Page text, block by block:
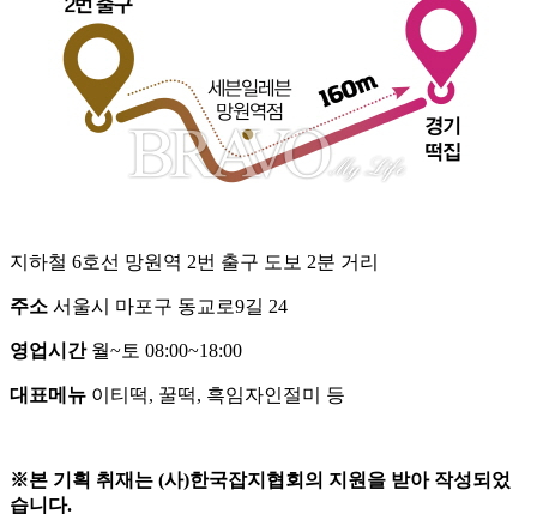
지하철 6호선 망원역 2번 출구 도보 2분 거리
주소 서울시 마포구 동교로9길 24
영업시간월~토 08:00~18:00
대표메뉴 이티떡, 꿀떡, 흑임자인절미 등
※본 기획 취재는 (사)한국잡지협회의 지원을 받아 작성되었
습니다.